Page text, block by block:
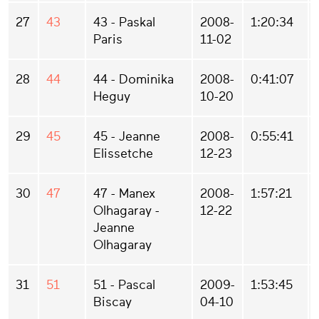
27 43
43 - Paskal
Paris
2008-
11-02
1:20:34
28 44
44 - Dominika
Heguy
2008-
10-20
0:41:07
29 45
45 - Jeanne
Elissetche
2008-
12-23
0:55:41
30 47
47 - Manex
Olhagaray -
Jeanne
Olhagaray
2008-
12-22
1:57:21
31 51
51 - Pascal
Biscay
2009-
04-10
1:53:45